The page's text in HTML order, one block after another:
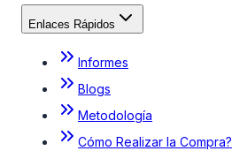
Enlaces Rápidos
Informes
Blogs
Metodología
Cómo Realizar la Compra?